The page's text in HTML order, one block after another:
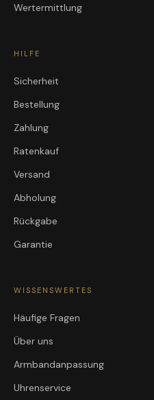
Wertermittlung
HILFE
Sicherheit
Bestellung
Zahlung
Ratenkauf
Versand
Abholung
Rückgabe
Garantie
WISSENSWERTES
Häufige Fragen
Über uns
Armbandanpassung
Uhrenservice